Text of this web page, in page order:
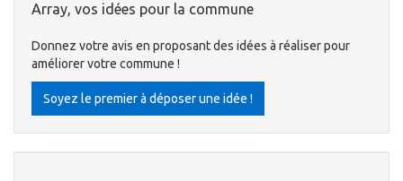
Array, vos idées pour la commune
Donnez votre avis en proposant des idées à réaliser pour
améliorer votre commune !
Soyez le premier à déposer une idée !